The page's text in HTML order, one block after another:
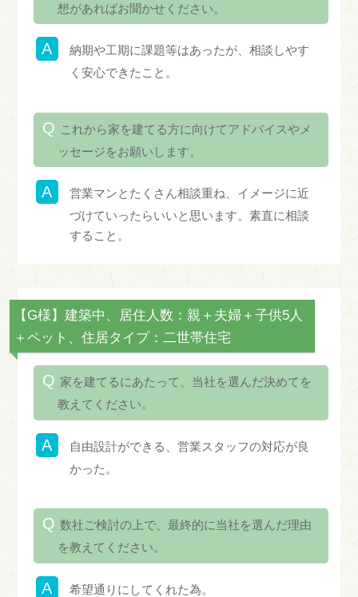
想があればお聞かせください。
納期や工期に課題等はあったが、相談しやす
く安心できたこと。
これから家を建てる方に向けてアドバイスやメ
ッセージをお願いします。
営業マンとたくさん相談重ね、イメージに近
づけていったらいいと思います。素直に相談
すること。
【G様】建築中、居住人数：親＋夫婦＋子供5人
＋ペット、住居タイプ：二世帯住宅
家を建てるにあたって、当社を選んだ決めてを
教えてください。
自由設計ができる、営業スタッフの対応が良
かった。
数社ご検討の上で、最終的に当社を選んだ理由
を教えてください。
希望通りにしてくれた為。